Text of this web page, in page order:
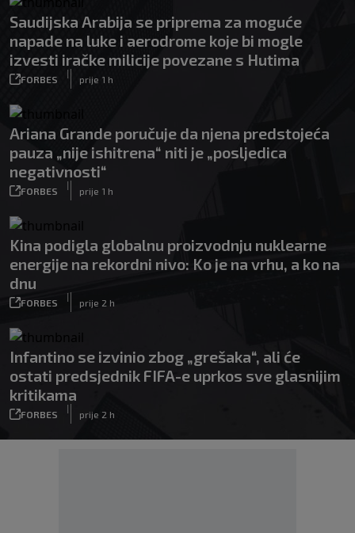
Saudijska Arabija se priprema za moguće
napade na luke i aerodrome koje bi mogle
izvesti iračke milicije povezane s Hutima
FORBES
|
prije 1 h
Ariana Grande poručuje da njena predstojeća
pauza „nije ishitrena“ niti je „posljedica
negativnosti“
FORBES
|
prije 1 h
Kina podigla globalnu proizvodnju nuklearne
energije na rekordni nivo: Ko je na vrhu, a ko na
dnu
FORBES
|
prije 2 h
Infantino se izvinio zbog „grešaka“, ali će
ostati predsjednik FIFA-e uprkos sve glasnijim
kritikama
FORBES
|
prije 2 h